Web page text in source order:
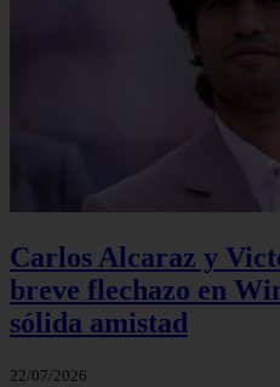
Carlos Alcaraz y
breve flechazo en
sólida amistad
22/07/2026